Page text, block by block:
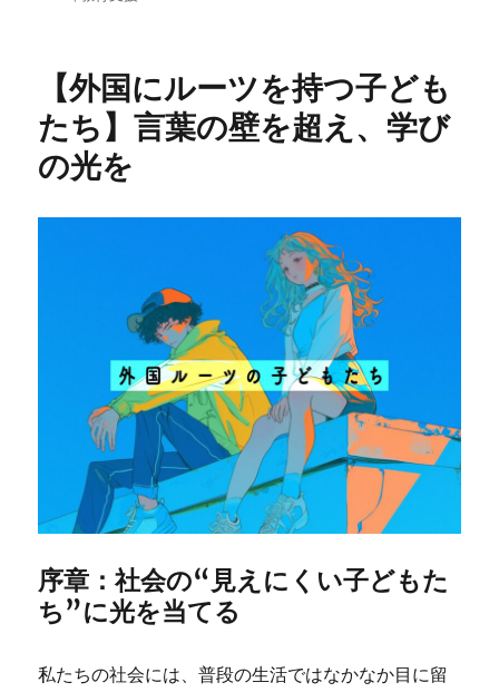
【外国にルーツを持つ子ども
たち】言葉の壁を超え、学び
の光を
序章：社会の“見えにくい子どもた
ち”に光を当てる
私たちの社会には、普段の生活ではなかなか目に留